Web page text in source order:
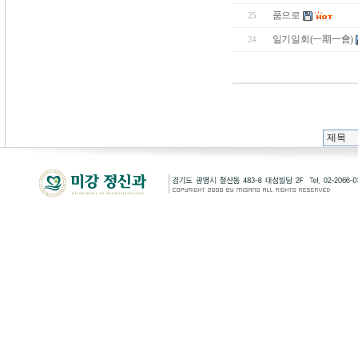
25 품으로
24 일기일회(一期一會)